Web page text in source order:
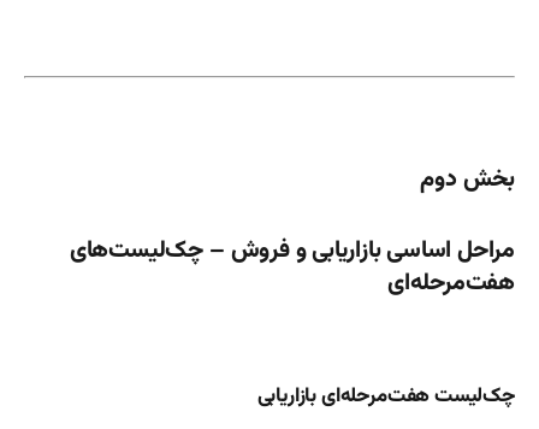
بخش دوم
مراحل اساسی بازاریابی و فروش – چک‌لیست‌های
هفت‌مرحله‌ای
چک‌لیست هفت‌مرحله‌ای بازاریابی